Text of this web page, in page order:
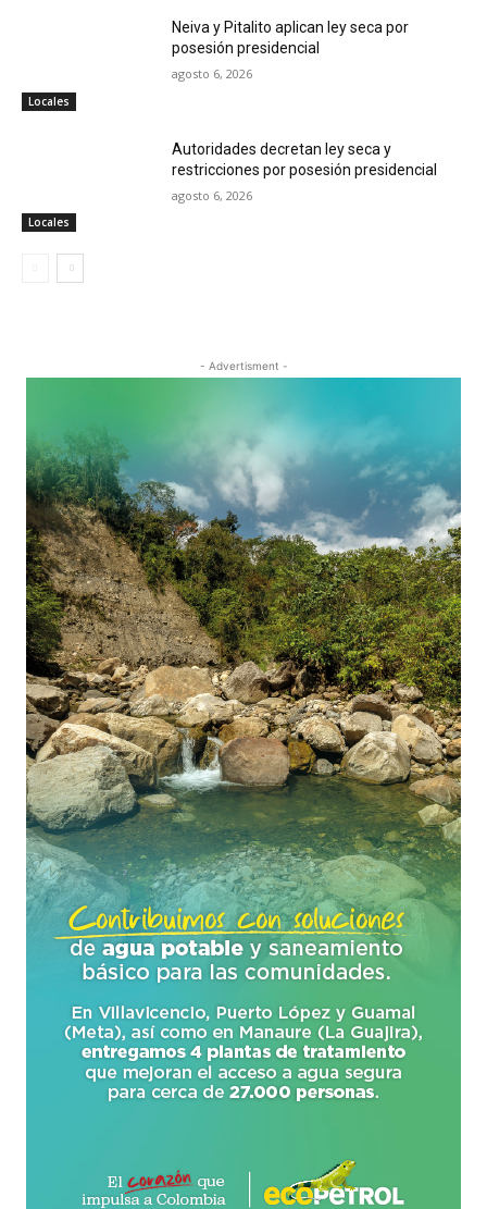
Locales
Neiva y Pitalito aplican ley seca por
posesión presidencial
agosto 6, 2026
Locales
Autoridades decretan ley seca y
restricciones por posesión presidencial
agosto 6, 2026
- Advertisment -